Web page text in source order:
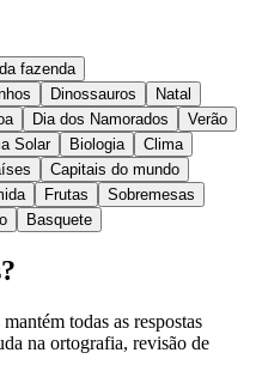
fazenda
Dinossauros
Natal
Dia dos Namorados
Verão
Solar Biologia
Clima
Capitais do mundo
Frutas
Sobremesas
Basquete
todas as respostas
na ortografia, revisão de